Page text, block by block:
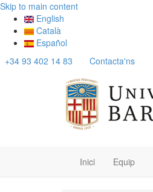
Skip to main content
English
Català
Español
+34 93 402 14 83
Contacta'ns
Inici Equip